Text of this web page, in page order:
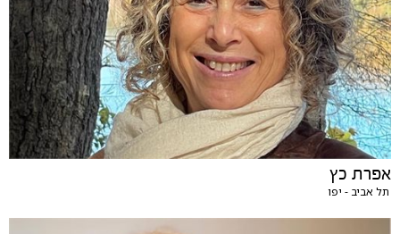
אפרת כץ
תל אביב - יפו